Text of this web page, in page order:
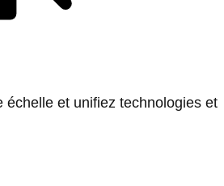
échelle et unifiez technologies et